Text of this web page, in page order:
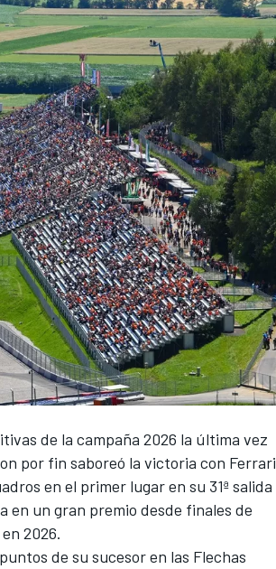
de la campaña 2026 la última vez
por fin saboreó la victoria con Ferrari
en el primer lugar en su 31ª salida
en un gran premio desde finales de
en 2026.
de su sucesor en las Flechas